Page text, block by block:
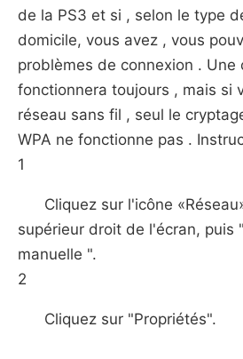
de la PS3 et si , selon le type
domicile, vous avez , vous
problèmes de connexion . Une
fonctionnera toujours , mais si
réseau sans fil , seul le
WPA ne fonctionne pas .
1
Cliquez sur l'icône
supérieur droit de l'écran, puis
manuelle ".
2
Cliquez sur "Propriétés".